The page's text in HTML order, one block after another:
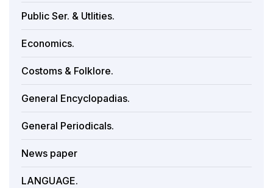
Public Ser. & Utlities.
Economics.
Costoms & Folklore.
General Encyclopadias.
General Periodicals.
News paper
LANGUAGE.